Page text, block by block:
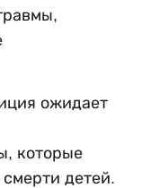
ожидает
которые
детей.